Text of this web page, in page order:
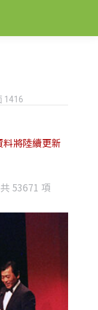
1416
53671 項
latest
將陸續更新